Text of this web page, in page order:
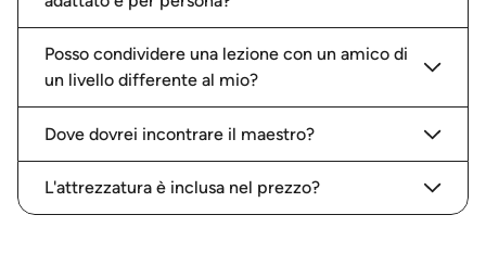
Posso condividere una lezione con un amico di
un livello differente al mio?
Dove dovrei incontrare il maestro?
L'attrezzatura è inclusa nel prezzo?